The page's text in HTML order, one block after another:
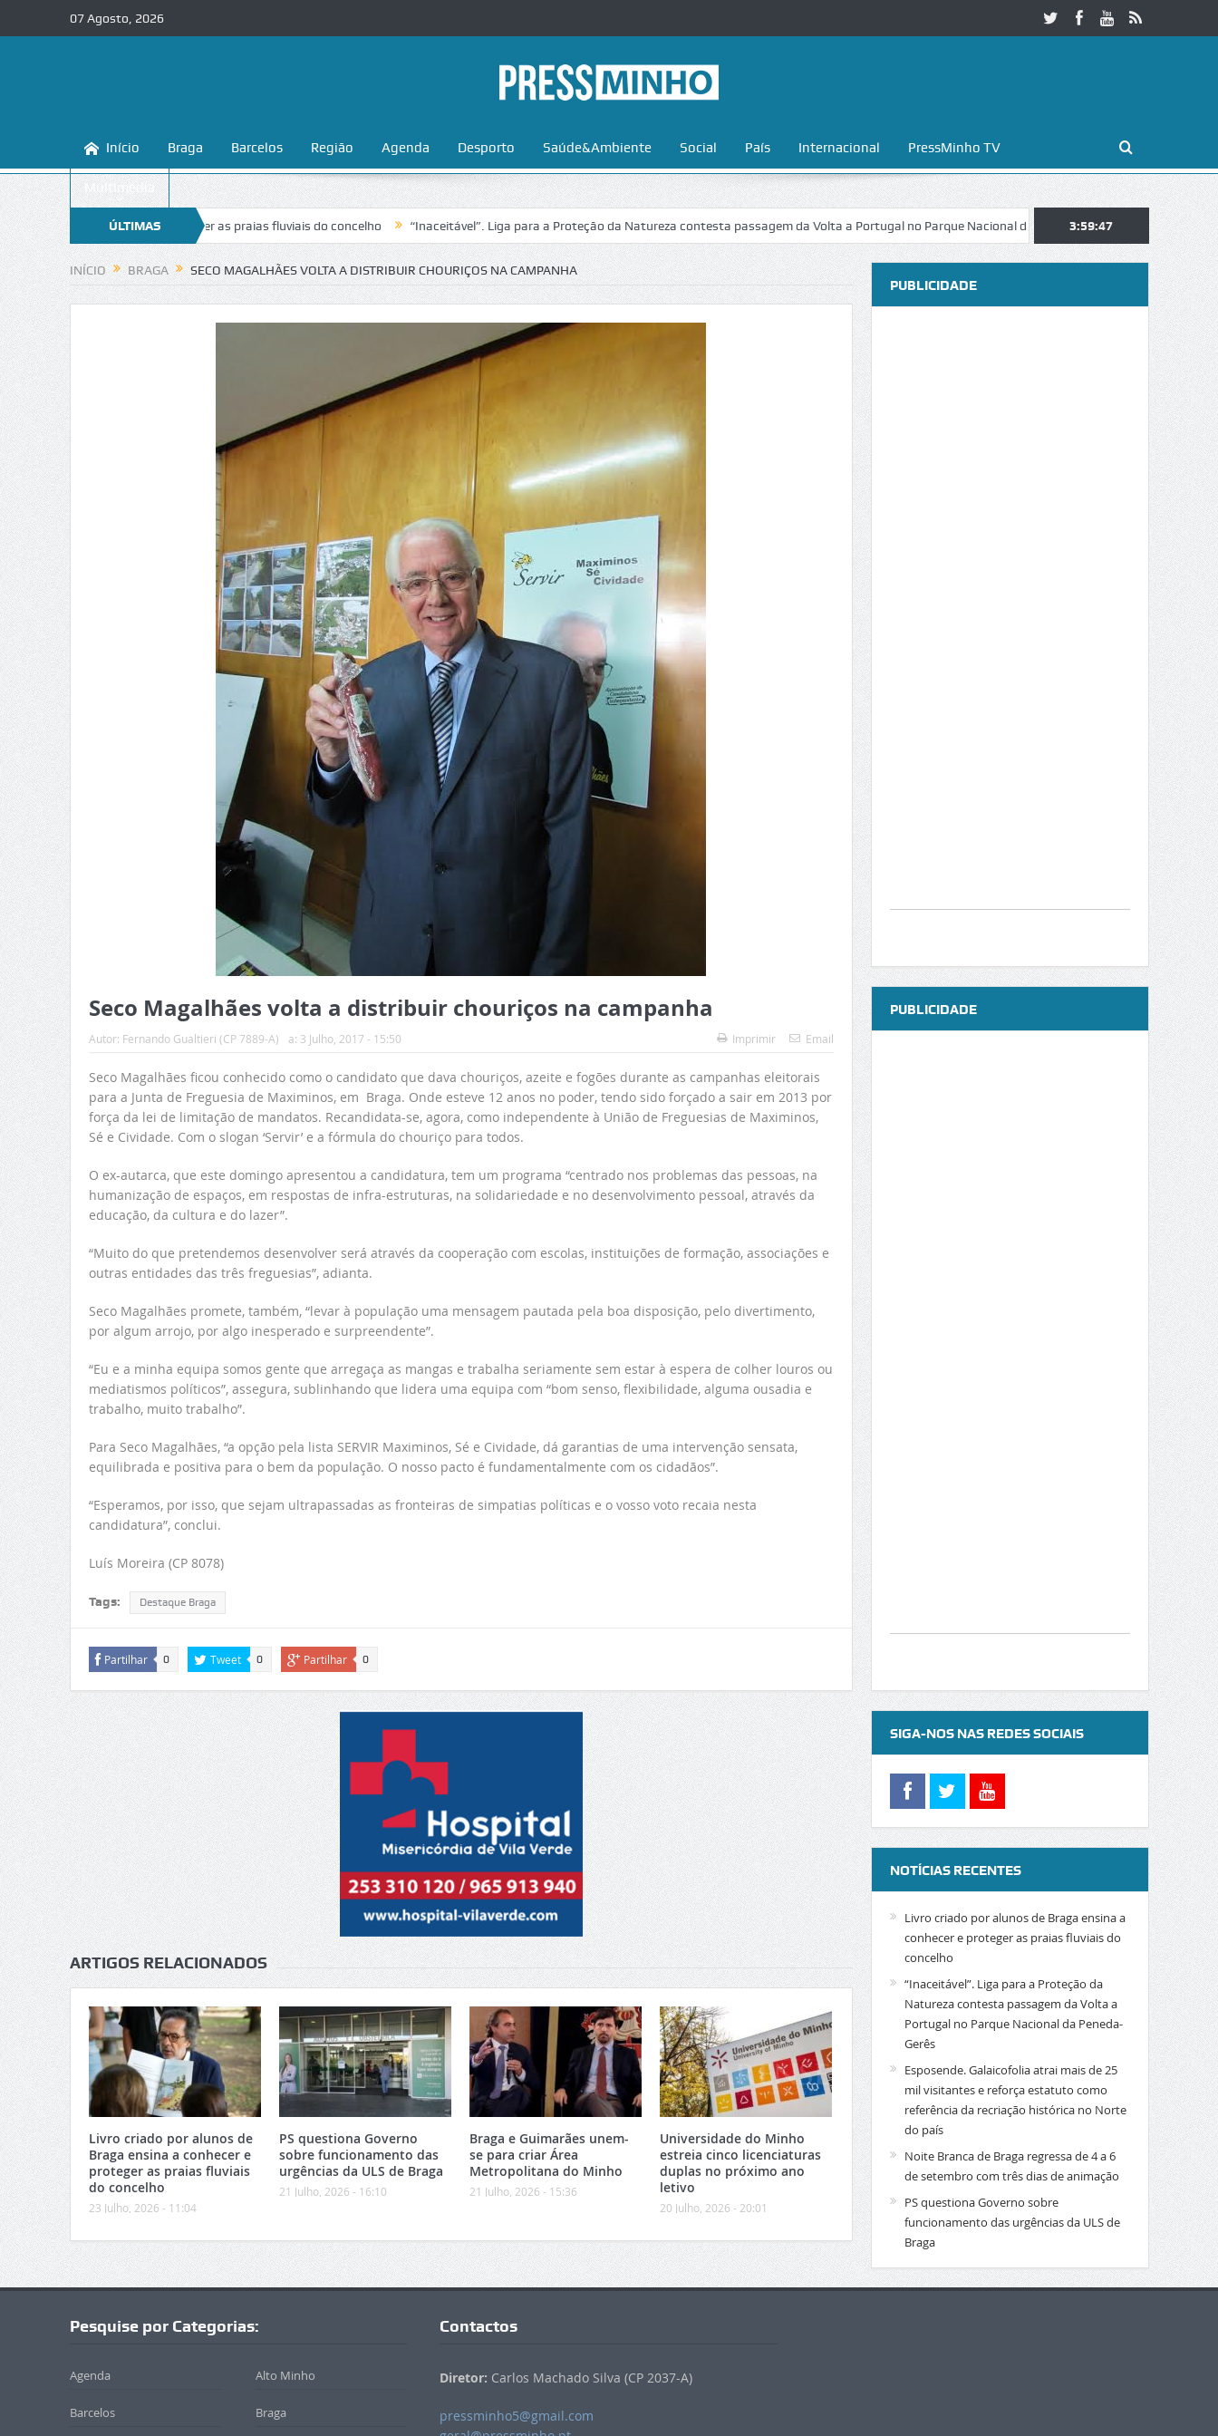
07 Agosto, 2026
Início Braga Barcelos Região Agenda Desporto Saúde&Ambiente Social País Internacional PressMinho TV
Multimédia
ÚLTIMAS
NOTÍCIAS
a conhecer e proteger as praias fluviais do concelho “Inaceitável”. Liga para a Proteção da Natureza contesta passagem da Volta a Portugal no Parque Nacional da Peneda-Gerês Esposende.
3:59:47
INÍCIO BRAGA SECO MAGALHÃES VOLTA A DISTRIBUIR CHOURIÇOS NA CAMPANHA
Seco Magalhães volta a distribuir chouriços na campanha
Autor: Fernando Gualtieri (CP 7889-A) a: 3 Julho, 2017 - 15:50 Imprimir Email
Seco Magalhães ficou conhecido como o candidato que dava chouriços, azeite e fogões durante as campanhas eleitorais
para a Junta de Freguesia de Maximinos, em Braga. Onde esteve 12 anos no poder, tendo sido forçado a sair em 2013 por
força da lei de limitação de mandatos. Recandidata-se, agora, como independente à União de Freguesias de Maximinos,
Sé e Cividade. Com o slogan ‘Servir’ e a fórmula do chouriço para todos.
O ex-autarca, que este domingo apresentou a candidatura, tem um programa “centrado nos problemas das pessoas, na
humanização de espaços, em respostas de infra-estruturas, na solidariedade e no desenvolvimento pessoal, através da
educação, da cultura e do lazer”.
“Muito do que pretendemos desenvolver será através da cooperação com escolas, instituições de formação, associações e
outras entidades das três freguesias”, adianta.
Seco Magalhães promete, também, “levar à população uma mensagem pautada pela boa disposição, pelo divertimento,
por algum arrojo, por algo inesperado e surpreendente”.
“Eu e a minha equipa somos gente que arregaça as mangas e trabalha seriamente sem estar à espera de colher louros ou
mediatismos políticos”, assegura, sublinhando que lidera uma equipa com “bom senso, flexibilidade, alguma ousadia e
trabalho, muito trabalho”.
Para Seco Magalhães, “a opção pela lista SERVIR Maximinos, Sé e Cividade, dá garantias de uma intervenção sensata,
equilibrada e positiva para o bem da população. O nosso pacto é fundamentalmente com os cidadãos”.
“Esperamos, por isso, que sejam ultrapassadas as fronteiras de simpatias políticas e o vosso voto recaia nesta
candidatura”, conclui.
Luís Moreira (CP 8078)
Tags: Destaque Braga
Partilhar 0 Tweet 0 Partilhar 0
ARTIGOS RELACIONADOS
Livro criado por alunos de
Braga ensina a conhecer e
proteger as praias fluviais
do concelho
23 Julho, 2026 - 11:04
PS questiona Governo
sobre funcionamento das
urgências da ULS de Braga
21 Julho, 2026 - 16:10
Braga e Guimarães unem-
se para criar Área
Metropolitana do Minho
21 Julho, 2026 - 15:36
Universidade do Minho
estreia cinco licenciaturas
duplas no próximo ano
letivo
20 Julho, 2026 - 20:01
PUBLICIDADE
PUBLICIDADE
SIGA-NOS NAS REDES SOCIAIS
NOTÍCIAS RECENTES
Livro criado por alunos de Braga ensina a
conhecer e proteger as praias fluviais do
concelho
“Inaceitável”. Liga para a Proteção da
Natureza contesta passagem da Volta a
Portugal no Parque Nacional da Peneda-
Gerês
Esposende. Galaicofolia atrai mais de 25
mil visitantes e reforça estatuto como
referência da recriação histórica no Norte
do país
Noite Branca de Braga regressa de 4 a 6
de setembro com três dias de animação
PS questiona Governo sobre
funcionamento das urgências da ULS de
Braga
Pesquise por Categorias:
Agenda Alto Minho
Barcelos Braga
Contactos
Diretor: Carlos Machado Silva (CP 2037-A)
pressminho5@gmail.com